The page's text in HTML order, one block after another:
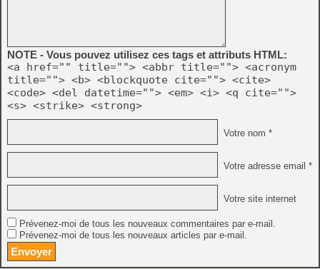
NOTE - Vous pouvez utilisez ces tags et attributs HTML:
<a href="" title=""> <abbr title=""> <acronym
title=""> <b> <blockquote cite=""> <cite>
<code> <del datetime=""> <em> <i> <q cite="">
<s> <strike> <strong>
Votre nom *
Votre adresse email *
Votre site internet
Prévenez-moi de tous les nouveaux commentaires par e-mail.
Prévenez-moi de tous les nouveaux articles par e-mail.